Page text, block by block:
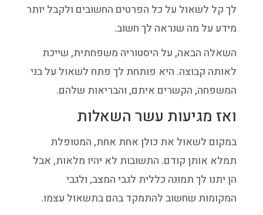
לך קל לשאול על כל הפרטים החשובים ולקבל יותר
מידע על מה שנראה לך חשוב.
השאלה הבאה, על היסטוריה משפחתית, שייכת
לאותה קבוצה. היא פותחת לך פתח לשאול על בני
המשפחה, הקשרים איתם, והבריאות שלהם.
ואז מגיעות עשר השאלות
במקום לשאול את כולן אחת אחת, המטופלת
תמלא אותן קודם. התשובות לא יהיו מלאות, אבל
הן יתנו לך תמונה כללית לגבי המצב, ולגבי
המקומות שחשוב להתמקד בהם בתשאול עצמו.